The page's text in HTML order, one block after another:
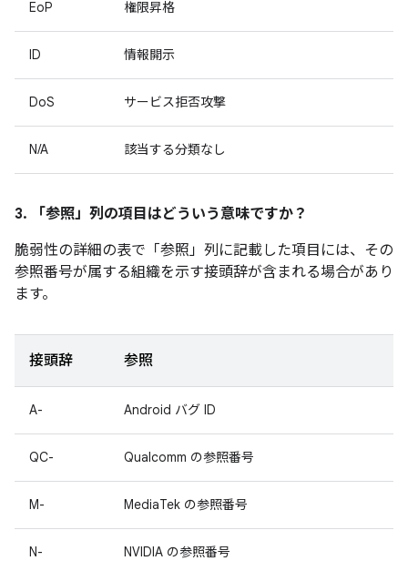
EoP 権限昇格
ID 情報開示
DoS サービス拒否攻撃
N/A 該当する分類なし
3. 「参照」 列の項目はどういう意味ですか？
脆弱性の詳細の表で「参照」 列に記載した項目には、その
参照番号が属する組織を示す接頭辞が含まれる場合があり
ます。
接頭辞 参照
A- Android バグ ID
QC- Qualcomm の参照番号
M- MediaTek の参照番号
N- NVIDIA の参照番号